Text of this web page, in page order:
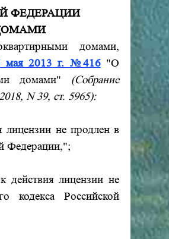
ФЕДЕРАЦИИ
домами,
мая 2013 г. №416"О
домами" (Собрание
N 39, ст. 5965):
лицензии не продлен в
Федерации,";
действия лицензии не
кодекса Российской